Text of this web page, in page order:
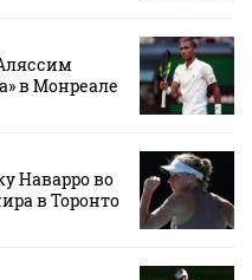
в Монреале
Наварро во
в Торонто